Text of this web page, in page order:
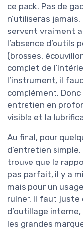
ce pack. Pas de
n’utiliseras
servent vraiment
l’absence d’outils
(brosses,
complet de
l’instrument, il
complément.
entretien en
visible et la
Au final, pour
d’entretien
trouve que le
pas parfait, il y a
mais pour un
ruiner. Il faut juste
d’outillage
les grandes